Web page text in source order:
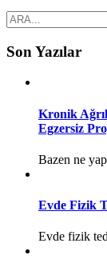
Son Yazılar
Kronik
Egzersiz
Bazen ne
Evde Fizik
Evde fizik